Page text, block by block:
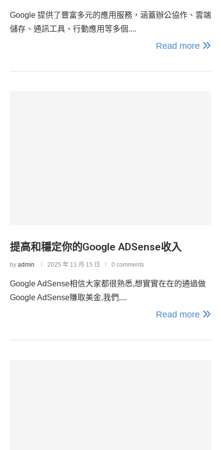
Google 提供了豐富多元的應用服務，涵蓋辦公協作、雲端
儲存、通訊工具、行動應用等多個....
Read more
提高和穩定你的Google ADSense收入
by admin 2025 年 11 月 15 日 0 comments
Google AdSense相信大家都很熟悉,想實實在在的通過做
Google AdSense賺取美金,我們....
Read more